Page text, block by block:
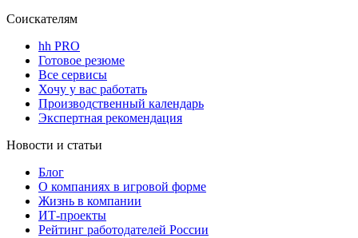
Соискателям
hh PRO
Готовое резюме
Все сервисы
Хочу у вас работать
Производственный календарь
Экспертная рекомендация
Новости и статьи
Блог
О компаниях в игровой форме
Жизнь в компании
ИТ-проекты
Рейтинг работодателей России